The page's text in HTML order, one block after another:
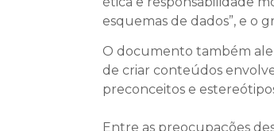
esquemas de dados”, e o
O documento também
de criar conteúdos
preconceitos e
Entre as preocupações